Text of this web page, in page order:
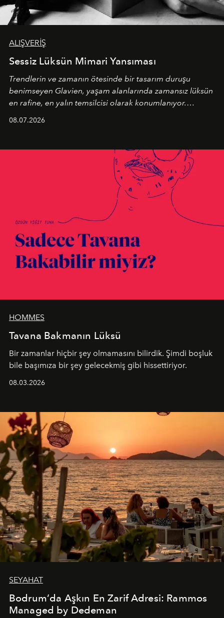
ALIŞVERİŞ
Sessiz Lüksün Mimari Yansıması
Trendlerin ve zamanın ötesinde bir tasarım duruşu
benimseyen Glavien, yaşam alanlarında zamansız lüksün
en rafine, en yalın temsilcisi olarak konumlanıyor.
08.07.2026
HOMMES
Tavana Bakmanın Lüksü
Bir zamanlar hiçbir şey olmamasını bilirdik. Şimdi boşluk
bile başımıza bir şey gelecekmiş gibi hissettiriyor.
08.03.2026
SEYAHAT
Bodrum’da Aşkın En Zarif Adresi: Rammos
Managed by Dedeman